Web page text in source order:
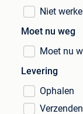
Niet
Moet nu weg
Moet nu
Levering
Ophalen
Verzenden